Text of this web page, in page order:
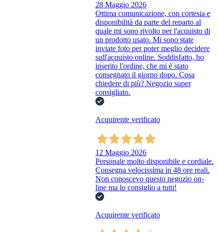
28 Maggio 2026
Ottima comunicazione, con cortesia e
disponibilità da parte del reparto al
quale mi sono rivolto per l'acquisto di
un prodotto usato. Mi sono state
inviate foto per poter meglio decidere
sull'acquisto online. Soddisfatto, ho
inserito l'ordine, che mi è stato
consegnato il giorno dopo. Cosa
chiedere di più? Negozio super
consigliato.
Acquirente verificato
12 Maggio 2026
Personale molto disponibile e cordiale.
Consegna velocissima in 48 ore reali.
Non conoscevo questo negozio on-
line ma lo consiglio a tutti!
Acquirente verificato